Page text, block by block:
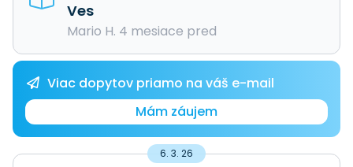
Ves
Mario H. 4 mesiace pred
Viac dopytov priamo na váš e-mail
Mám záujem
6. 3. 26